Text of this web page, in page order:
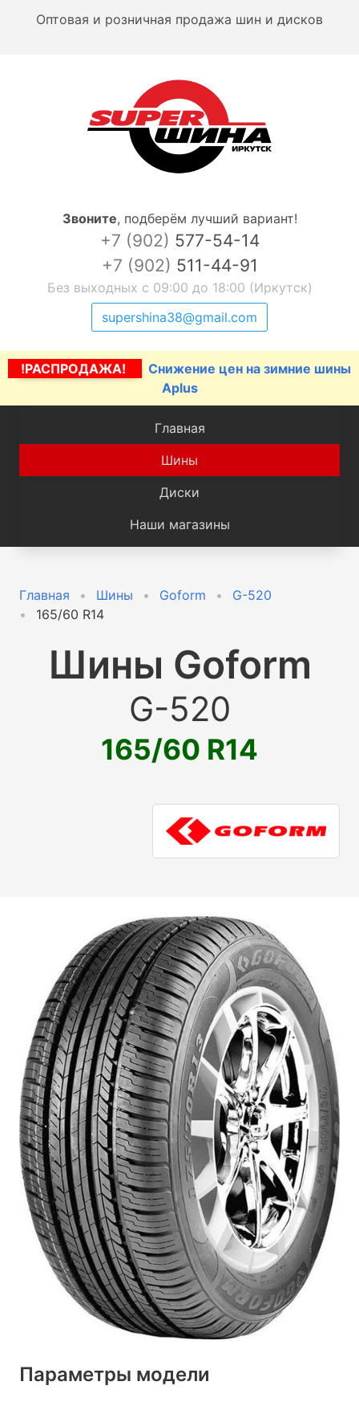
Оптовая и розничная продажа шин и дисков
Звоните, подберём лучший вариант!
+7 (902) 577-54-14
+7 (902) 511-44-91
Без выходных с 09:00 до 18:00 (Иркутск)
supershina38@gmail.com
!РАСПРОДАЖА!
Снижение цен на зимние шины
Aplus
Главная
Шины
Диски
Наши магазины
Главная Шины Goform
G-520
165/60 R14
Шины Goform
G-520
165/60 R14
Параметры модели